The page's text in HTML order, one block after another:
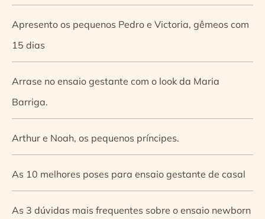
Apresento os pequenos Pedro e Victoria, gêmeos com
15 dias
Arrase no ensaio gestante com o look da Maria
Barriga.
Arthur e Noah, os pequenos príncipes.
As 10 melhores poses para ensaio gestante de casal
As 3 dúvidas mais frequentes sobre o ensaio newborn